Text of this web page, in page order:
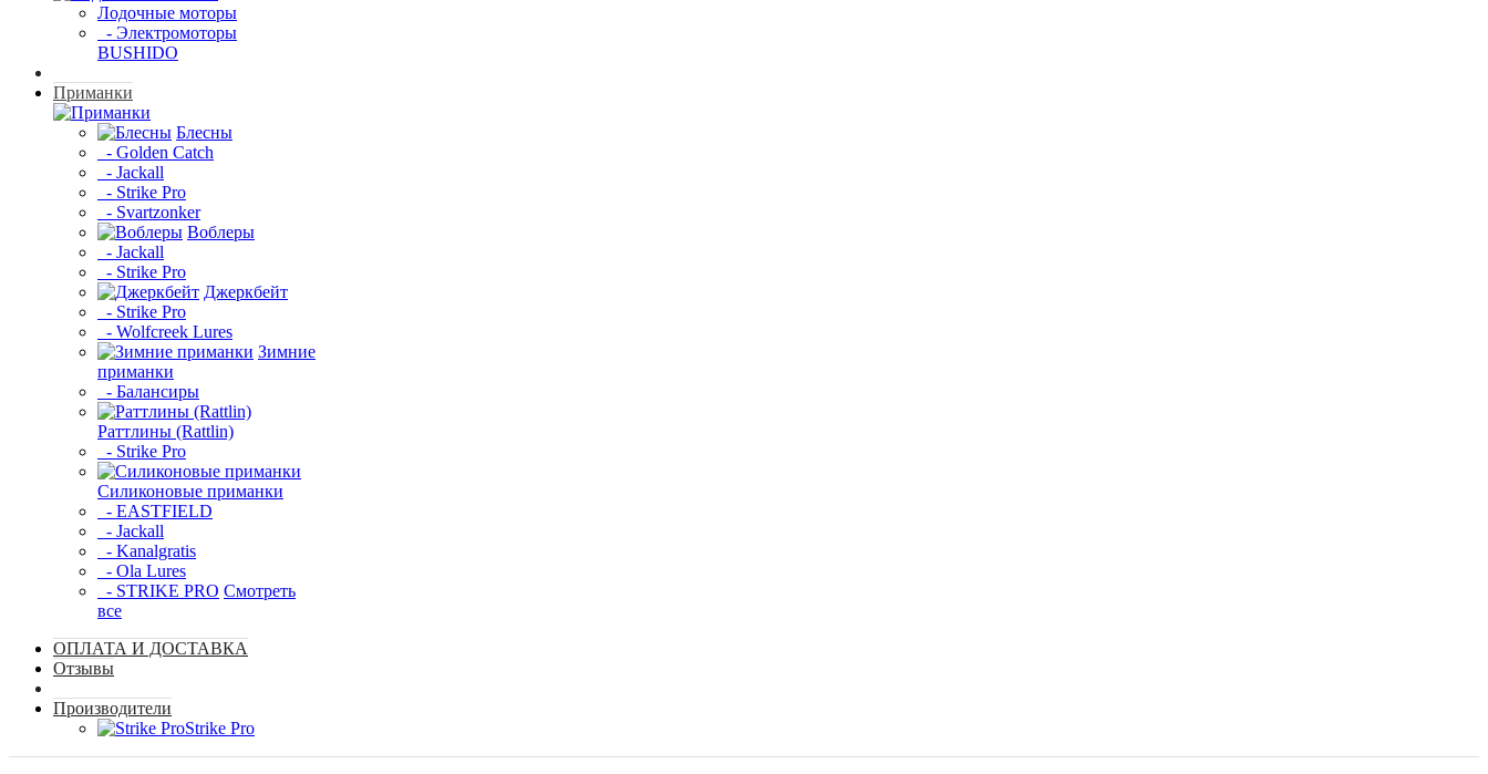
Лодочные моторы
- Электромоторы
BUSHIDO
Приманки
Блесны
- Golden Catch
- Jackall
- Strike Pro
- Svartzonker
Воблеры
- Jackall
- Strike Pro
Джеркбейт
- Strike Pro
- Wolfcreek Lures
Зимние
приманки
- Балансиры
Раттлины (Rattlin)
- Strike Pro
Силиконовые приманки
- EASTFIELD
- Jackall
- Kanalgratis
- Ola Lures
- STRIKE PRO Смотреть
все
ОПЛАТА И ДОСТАВКА
Отзывы
Производители
Strike Pro